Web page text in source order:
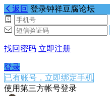
返回 登录钟祥豆腐论坛
找回密码 立即注册
登录
已有账号，立即绑定手机
使用第三方帐号登录